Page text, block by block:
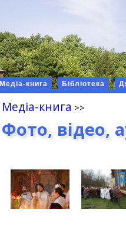
Медіа-книга Бібліотека
Медіа-книга
Фото, відео,